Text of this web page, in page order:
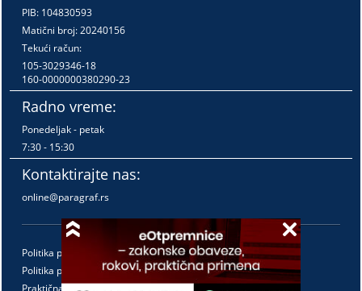
PIB: 104830593
Matični broj: 20240156
Tekući račun:
105-3029346-18
160-0000000380290-23
Radno vreme:
Ponedeljak - petak
7:30 - 15:30
Kontaktirajte nas:
online@paragraf.rs
Politika privatnosti
Politika pružanja usluga
Praktična pravila pružanja usluga